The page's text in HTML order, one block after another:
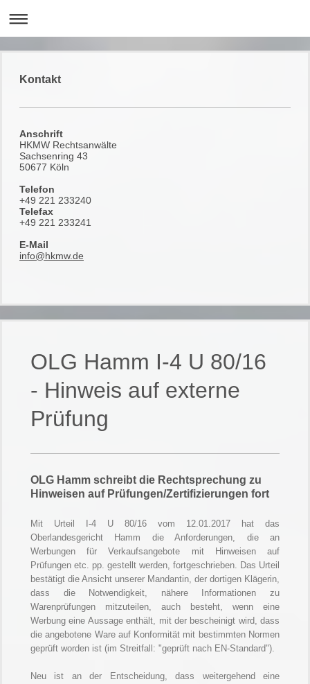
Kontakt
Anschrift
HKMW Rechtsanwälte
Sachsenring 43
50677 Köln
Telefon
+49 221 233240
Telefax
+49 221 233241
E-Mail
info@hkmw.de
OLG Hamm I-4 U 80/16
- Hinweis auf externe
Prüfung
OLG Hamm schreibt die Rechtsprechung zu
Hinweisen auf Prüfungen/Zertifizierungen fort
Mit Urteil I-4 U 80/16 vom 12.01.2017 hat das
Oberlandesgericht Hamm die Anforderungen, die an
Werbungen für Verkaufsangebote mit Hinweisen auf
Prüfungen etc. pp. gestellt werden, fortgeschrieben. Das Urteil
bestätigt die Ansicht unserer Mandantin, der dortigen Klägerin,
dass die Notwendigkeit, nähere Informationen zu
Warenprüfungen mitzuteilen, auch besteht, wenn eine
Werbung eine Aussage enthält, mit der bescheinigt wird, dass
die angebotene Ware auf Konformität mit bestimmten Normen
geprüft worden ist (im Streitfall: "geprüft nach EN-Standard").
Neu ist an der Entscheidung, dass weitergehend eine